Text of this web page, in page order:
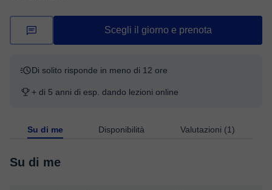
Scegli il giorno e prenota
Di solito risponde in meno di 12 ore
+ di 5 anni di esp. dando lezioni online
Su di me Disponibilità Valutazioni (1)
Su di me